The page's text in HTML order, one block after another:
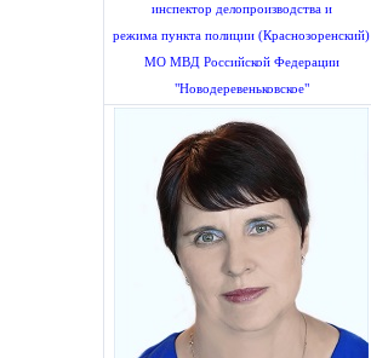
инспектор делопроизводства и
режима пункта полиции (Краснозоренский)
МО МВД Российской Федерации
"Новодеревеньковское"